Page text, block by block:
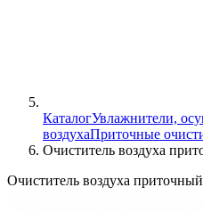
КаталогУвлажнители,
воздухаПриточные
Очиститель воздуха
Очиститель воздуха